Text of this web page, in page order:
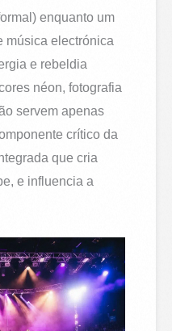
enquanto um
música electrónica
e rebeldia
néon, fotografia
servem apenas
crítico da
que cria
e influencia a